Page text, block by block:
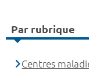
Par rubrique
Centres